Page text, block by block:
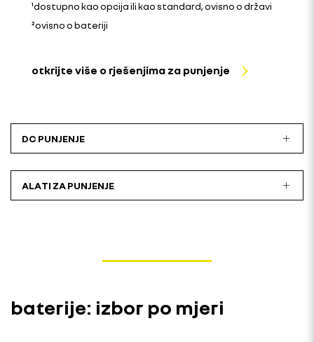
¹dostupno kao opcija ili kao standard, ovisno o državi
²ovisno o bateriji
otkrijte više o rješenjima za punjenje
DC PUNJENJE
ALATI ZA PUNJENJE
baterije: izbor po mjeri